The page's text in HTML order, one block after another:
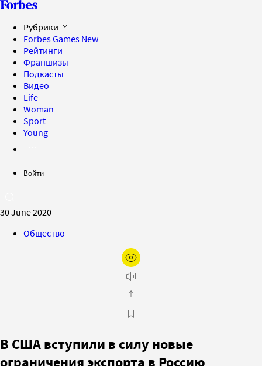
Рубрики
Forbes Games New
Рейтинги
Франшизы
Подкасты
Видео
Life
Woman
Sport
Young
Войти
30 June 2020
Общество
В США вступили в силу новые
ограничения экспорта в Россию